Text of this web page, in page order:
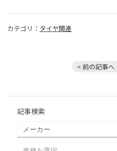
カテゴリ： タイヤ関連
< 前の記事へ
記事検索